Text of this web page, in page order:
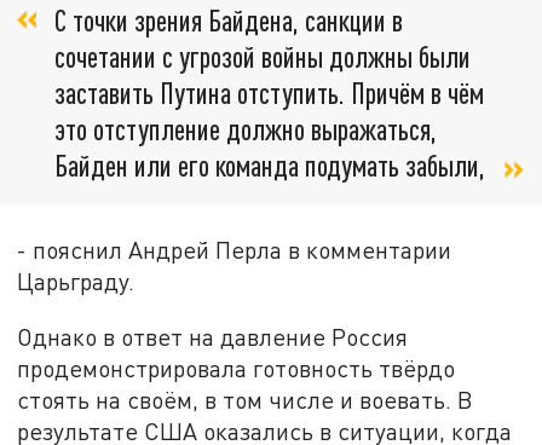
С точки зрения Байдена, санкции в
сочетании с угрозой войны должны были
заставить Путина отступить. Причём в чём
это отступление должно выражаться,
Байден или его команда подумать забыли,
- пояснил Андрей Перла в комментарии
Царьграду.
Однако в ответ на давление Россия
продемонстрировала готовность твёрдо
стоять на своём, в том числе и воевать. В
результате США оказались в ситуации, когда